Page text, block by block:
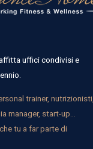
uffici condivisi e
trainer, nutrizionisti,
manager, start-up…
tu a far parte di